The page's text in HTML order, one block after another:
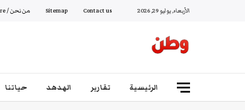
الأربعاء, يوليو 29, 2026 Contact us
Sitemap من نحن / Who we are
الرئيسية تقارير الهدهد حياتنا